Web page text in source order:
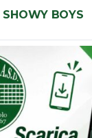
SHOWY BOYS